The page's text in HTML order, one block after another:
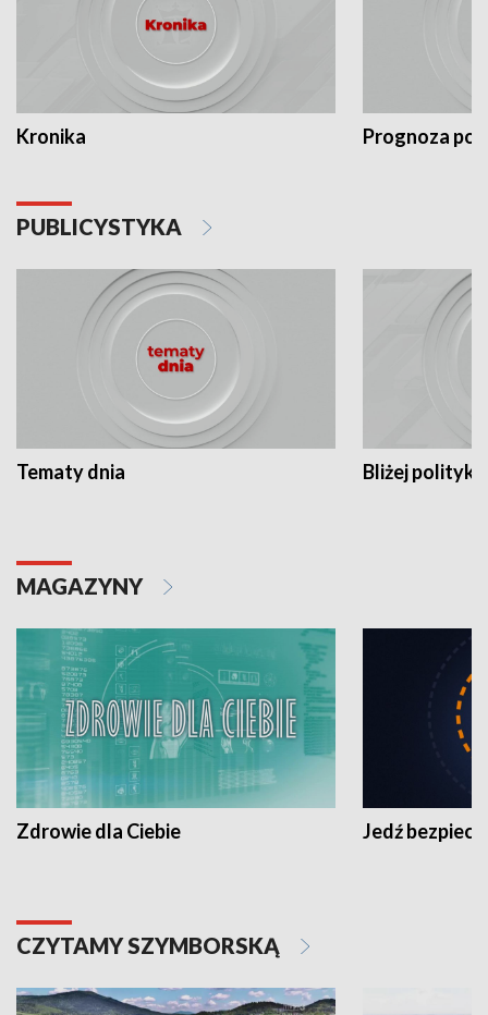
Kronika Prognoza
PUBLICYSTYKA
Tematy dnia Bliżej polityki
MAGAZYNY
Zdrowie dla Ciebie Jedź
CZYTAMY SZYMBORSKĄ